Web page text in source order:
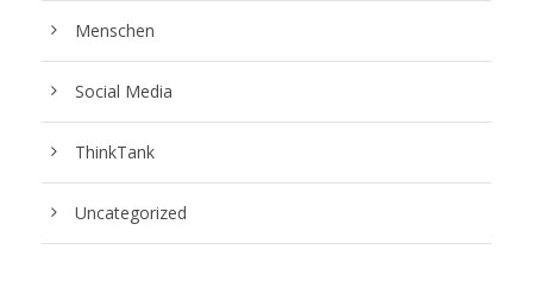
Menschen
Social Media
ThinkTank
Uncategorized